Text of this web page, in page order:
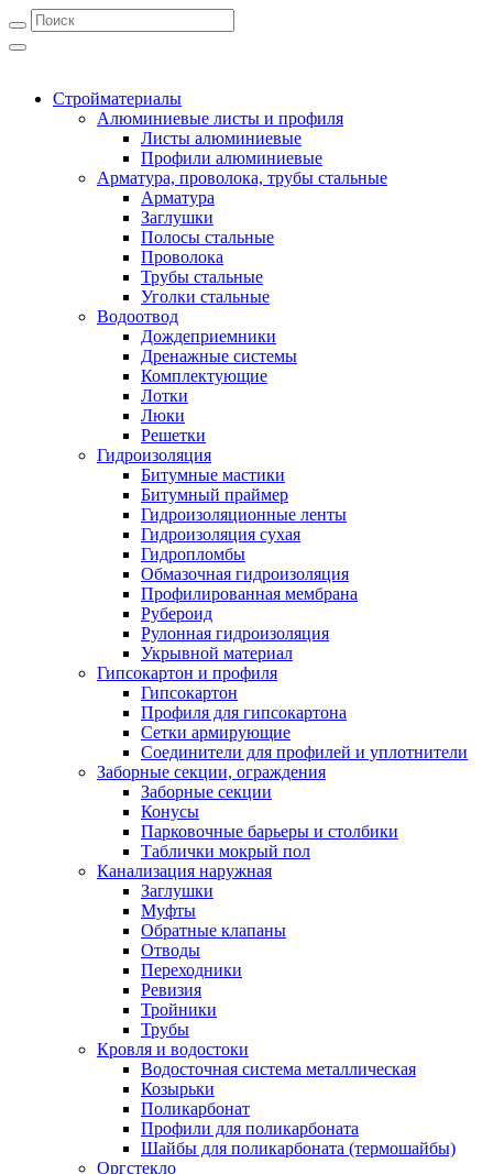
Стройматериалы
Алюминиевые листы и профиля
Листы алюминиевые
Профили алюминиевые
Арматура, проволока, трубы стальные
Арматура
Заглушки
Полосы стальные
Проволока
Трубы стальные
Уголки стальные
Водоотвод
Дождеприемники
Дренажные системы
Комплектующие
Лотки
Люки
Решетки
Гидроизоляция
Битумные мастики
Битумный праймер
Гидроизоляционные ленты
Гидроизоляция сухая
Гидропломбы
Обмазочная гидроизоляция
Профилированная мембрана
Рубероид
Рулонная гидроизоляция
Укрывной материал
Гипсокартон и профиля
Гипсокартон
Профиля для гипсокартона
Сетки армирующие
Соединители для профилей и уплотнители
Заборные секции, ограждения
Заборные секции
Конусы
Парковочные барьеры и столбики
Таблички мокрый пол
Канализация наружная
Заглушки
Муфты
Обратные клапаны
Отводы
Переходники
Ревизия
Тройники
Трубы
Кровля и водостоки
Водосточная система металлическая
Козырьки
Поликарбонат
Профили для поликарбоната
Шайбы для поликарбоната (термошайбы)
Оргстекло